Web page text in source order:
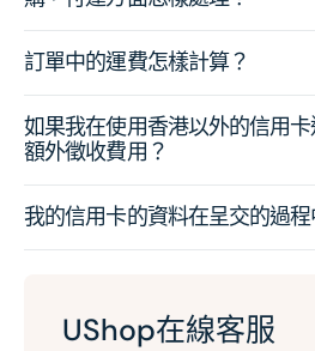
訂單中的運費怎樣計算？
如果我在使用香港以外的信用
額外徵收費用？
我的信用卡的資料在呈交的過
UShop在線客服